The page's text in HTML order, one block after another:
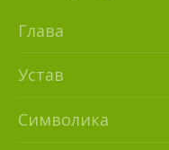
Глава
Устав
Символика